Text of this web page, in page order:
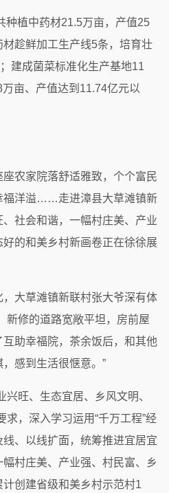
种植中药材21.5万亩，产值25
趁鲜加工生产线5条，培育壮
建成菌菜标准化生产基地11
亩、产值达到11.74亿元以
农家院落舒适雅致，个个富民
福洋溢……走进漳县大草滩镇新
社会和谐，一幅村庄美、产业
的和美乡村新画卷正在徐徐展
大草滩镇新联村张大爷深有体
新修的道路宽敞平坦，房前屋
助幸福院，茶余饭后，和其他
感到生活很惬意。”
兴旺、生态宜居、乡风文明、
求，深入学习运用“千万工程”经
、以线扩面，统筹推进宜居宜
村庄美、产业强、村民富、乡
创建省级和美乡村示范村1